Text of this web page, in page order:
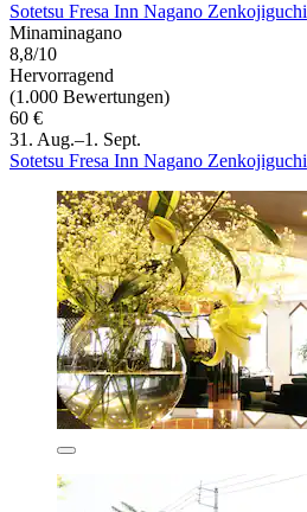
Sotetsu Fresa Inn Nagano Zenkojiguchi
Minaminagano
8,8/10
Hervorragend
(1.000 Bewertungen)
60 €
31. Aug.–1. Sept.
Sotetsu Fresa Inn Nagano Zenkojiguchi